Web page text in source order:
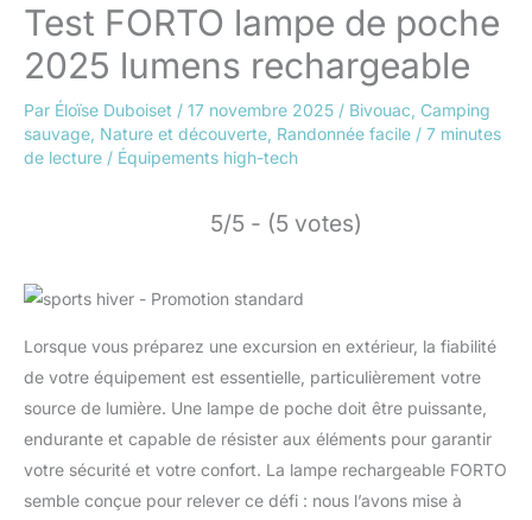
Test FORTO lampe de poche
2025 lumens rechargeable
Par Éloïse Duboiset / 17 novembre 2025 / Bivouac Camping
sauvage Nature et découverte Randonnée facile / 7 minutes
de lecture / Équipements high-tech
5/5 - (5 votes)
Lorsque vous préparez une excursion en extérieur, la fiabilité
de votre équipement est essentielle, particulièrement votre
source de lumière. Une lampe de poche doit être puissante,
endurante et capable de résister aux éléments pour garantir
votre sécurité et votre confort. La lampe rechargeable FORTO
semble conçue pour relever ce défi : nous l’avons mise à